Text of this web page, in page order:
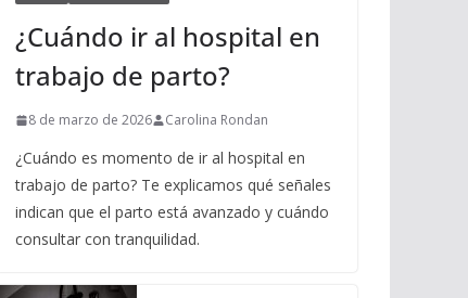
¿Cuándo ir al hospital en
trabajo de parto?
8 de marzo de 2026 Carolina Rondan
¿Cuándo es momento de ir al hospital en
trabajo de parto? Te explicamos qué señales
indican que el parto está avanzado y cuándo
consultar con tranquilidad.